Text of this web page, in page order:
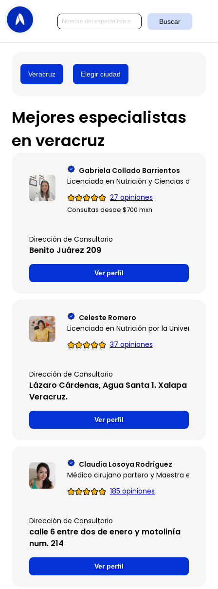
Buscar
Veracruz Elegir ciudad
Mejores especialistas
en veracruz
Gabriela Collado Barrientos
Licenciada en Nutrición y Ciencias de los
27 opiniones
Consultas desde $700 mxn
Dirección de Consultorio
Benito Juárez 209
Ver perfil
Celeste Romero
Licenciada en Nutrición por la Universidad
37 opiniones
Dirección de Consultorio
Lázaro Cárdenas, Agua Santa 1. Xalapa
Veracruz.
Ver perfil
Claudia Losoya Rodríguez
Médico cirujano partero y Maestra en
185 opiniones
Dirección de Consultorio
calle 6 entre dos de enero y motolinía
num. 214
Ver perfil